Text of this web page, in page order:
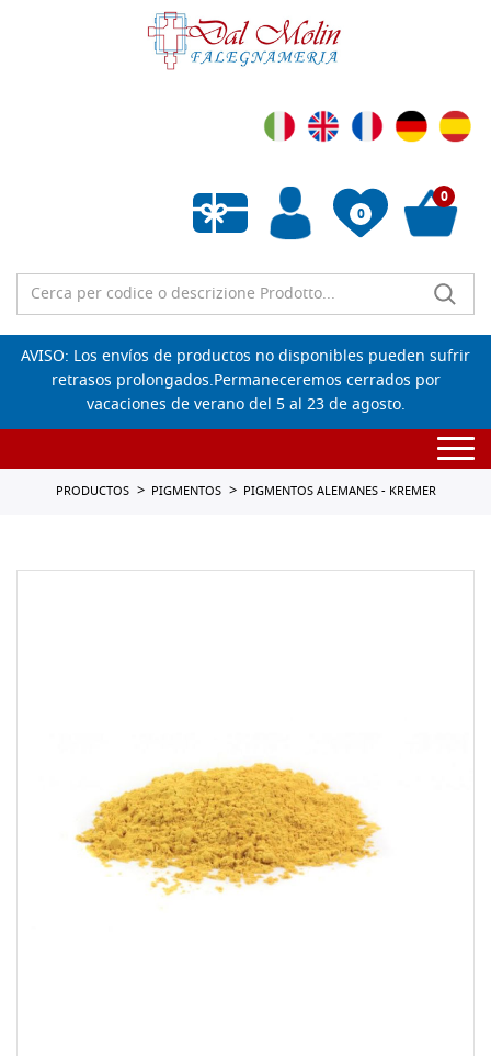
0
Lista de deseos vacía
0
AVISO: Los envíos de productos no disponibles pueden sufrir
retrasos prolongados.Permaneceremos cerrados por
vacaciones de verano del 5 al 23 de agosto.
PRODUCTOS PIGMENTOS PIGMENTOS ALEMANES - KREMER